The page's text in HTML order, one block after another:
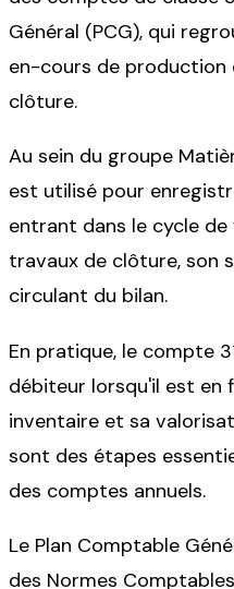
Général (PCG), qui
en-cours de production
clôture.
Au sein du groupe
est utilisé pour
entrant dans le cycle
travaux de clôture, son
circulant du bilan.
En pratique, le compte
débiteur lorsqu'il est en
inventaire et sa
sont des étapes
des comptes annuels.
Le Plan Comptable
des Normes